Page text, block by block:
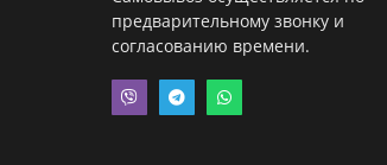
предварительному звонку и
согласованию времени.